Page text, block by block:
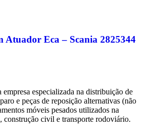
Atuador Eca – Scania 2825344
especializada na distribuição de
e peças de reposição alternativas (não
móveis pesados utilizados na
construção civil e transporte rodoviário.